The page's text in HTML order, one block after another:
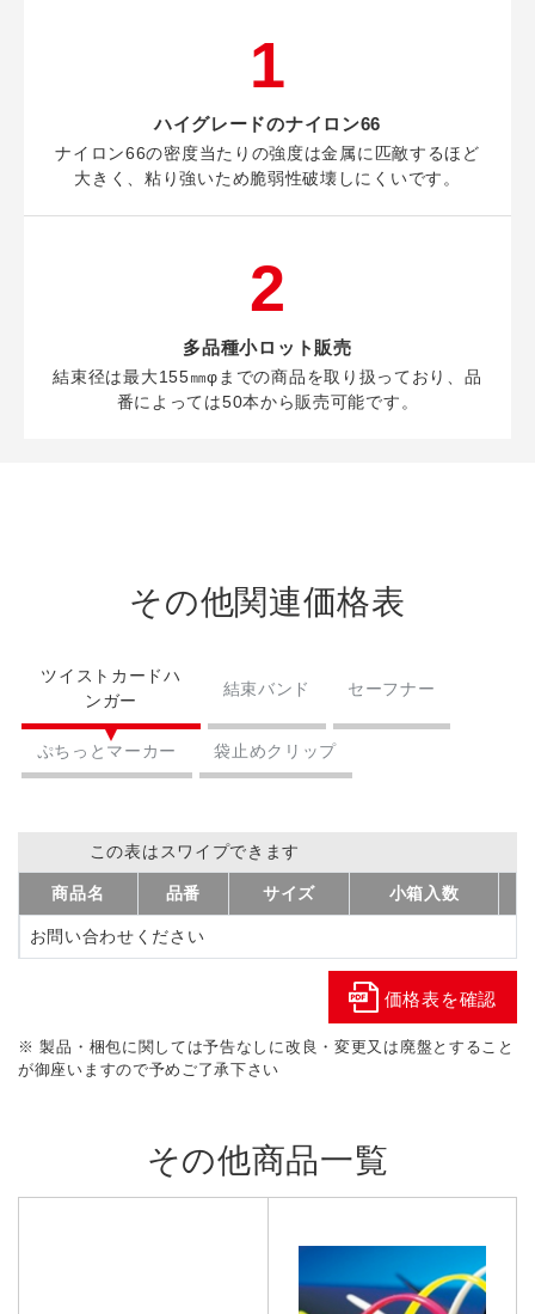
1
ハイグレードのナイロン66
ナイロン66の密度当たりの強度は金属に匹敵するほど
大きく、粘り強いため脆弱性破壊しにくいです。
2
多品種小ロット販売
結束径は最大155㎜φまでの商品を取り扱っており、品
番によっては50本から販売可能です。
その他関連価格表
ツイストカードハ
ンガー
結束バンド セーフナー
ぷちっとマーカー 袋止めクリップ
この表はスワイプできます
商品名 品番 サイズ 小箱入数
お問い合わせください
価格表を確認
※ 製品・梱包に関しては予告なしに改良・変更又は廃盤とすること
が御座いますので予めご了承下さい
その他商品一覧